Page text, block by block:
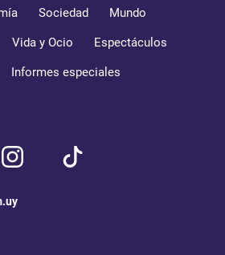
Sociedad Mundo
Vida y Ocio Espectáculos
Informes especiales